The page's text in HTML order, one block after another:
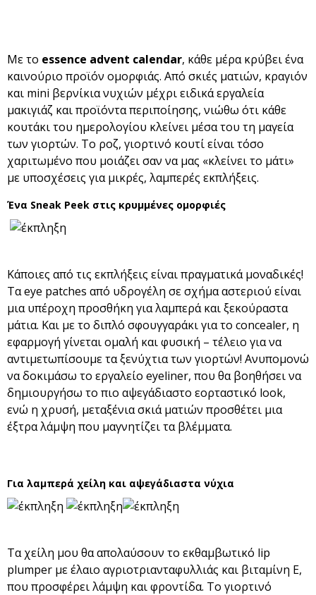
Με το essence advent calendar, κάθε μέρα κρύβει ένα
καινούριο προϊόν ομορφιάς. Από σκιές ματιών, κραγιόν
και mini βερνίκια νυχιών μέχρι ειδικά εργαλεία
μακιγιάζ και προϊόντα περιποίησης, νιώθω ότι κάθε
κουτάκι του ημερολογίου κλείνει μέσα του τη μαγεία
των γιορτών. Το ροζ, γιορτινό κουτί είναι τόσο
χαριτωμένο που μοιάζει σαν να μας «κλείνει το μάτι»
με υποσχέσεις για μικρές, λαμπερές εκπλήξεις.
Ένα Sneak Peek στις κρυμμένες ομορφιές
Κάποιες από τις εκπλήξεις είναι πραγματικά μοναδικές!
Τα eye patches από υδρογέλη σε σχήμα αστεριού είναι
μια υπέροχη προσθήκη για λαμπερά και ξεκούραστα
μάτια. Και με το διπλό σφουγγαράκι για το concealer, η
εφαρμογή γίνεται ομαλή και φυσική – τέλειο για να
αντιμετωπίσουμε τα ξενύχτια των γιορτών! Ανυπομονώ
να δοκιμάσω το εργαλείο eyeliner, που θα βοηθήσει να
δημιουργήσω το πιο αψεγάδιαστο εορταστικό look,
ενώ η χρυσή, μεταξένια σκιά ματιών προσθέτει μια
έξτρα λάμψη που μαγνητίζει τα βλέμματα.
Για λαμπερά χείλη και αψεγάδιαστα νύχια
Τα χείλη μου θα απολαύσουν το εκθαμβωτικό lip
plumper με έλαιο αγριοτριανταφυλλιάς και βιταμίνη Ε,
που προσφέρει λάμψη και φροντίδα. Το γιορτινό